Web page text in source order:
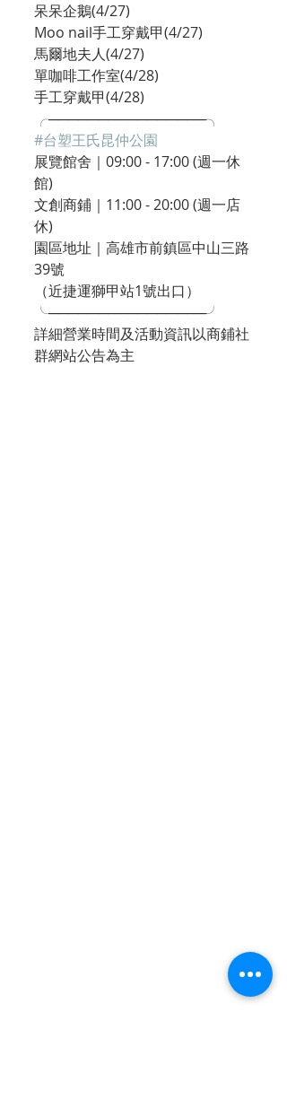
呆呆企鵝(4/27)
Moo nail手工穿戴甲(4/27)
馬爾地夫人(4/27)
單咖啡工作室(4/28)
手工穿戴甲(4/28)
╭────────────────╮
#台塑王氏昆仲公園
展覽館舍｜09:00 - 17:00 (週一休
館)
文創商鋪｜11:00 - 20:00 (週一店
休)
園區地址｜高雄市前鎮區中山三路
39號
（近捷運獅甲站1號出口）
╰────────────────╯
詳細營業時間及活動資訊以商鋪社
群網站公告為主